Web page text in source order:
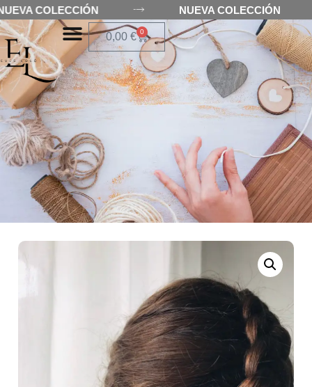
NUEVA COLECCIÓN
NUEVA COLECCIÓN
0,00 € 0